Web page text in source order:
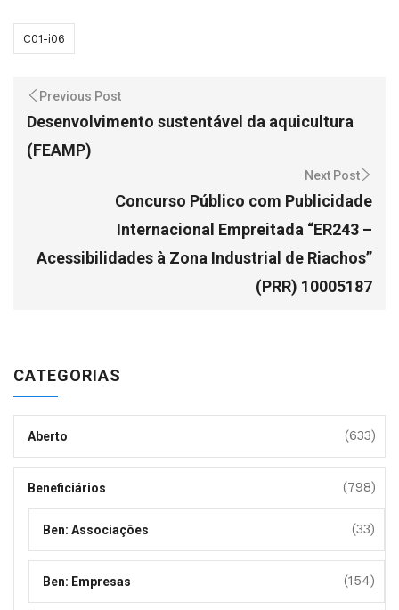
C01-i06
Previous Post
Desenvolvimento sustentável da aquicultura
(FEAMP)
Next Post
Concurso Público com Publicidade
Internacional Empreitada “ER243 –
Acessibilidades à Zona Industrial de Riachos”
(PRR) 10005187
CATEGORIAS
Aberto (633)
Beneficiários (798)
Ben: Associações (33)
Ben: Empresas (154)